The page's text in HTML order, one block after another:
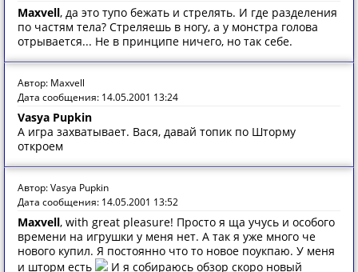
Maxvell, да это тупо бежать и стрелять. И где разделения
по частям тела? Стреляешь в ногу, а у монстра голова
отрывается... Не в принципе ничего, но так себе.
Автор: Maxvell
Дата сообщения: 14.05.2001 13:24
Vasya Pupkin
А игра захватывает. Вася, давай топик по Шторму
откроем
Автор: Vasya Pupkin
Дата сообщения: 14.05.2001 13:52
Maxvell, with great pleasure! Просто я ща учусь и особого
времени на игрушки у меня нет. А так я уже много че
нового купил. Я постоянно что то новое поукпаю. У меня
и шторм есть
И я собираюсь обзор скоро новый